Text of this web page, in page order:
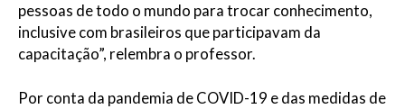
pessoas de todo o mundo para trocar conhecimento,
inclusive com brasileiros que participavam da
capacitação”, relembra o professor.
Por conta da pandemia de COVID-19 e das medidas de